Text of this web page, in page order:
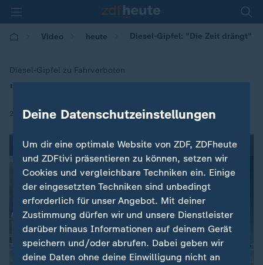
Video heute Diesel-Gipfel: "Die Zeit drängt"
Diesel-Gipfel zu Fahrverboten
:"Unmut bei den Kommunen"
28.11.2017 | 09:02
Deine Datenschutzeinstellungen
Um dir eine optimale Website von ZDF, ZDFheute
und ZDFtivi präsentieren zu können, setzen wir
Cookies und vergleichbare Techniken ein. Einige
der eingesetzten Techniken sind unbedingt
erforderlich für unser Angebot. Mit deiner
Zustimmung dürfen wir und unsere Dienstleister
darüber hinaus Informationen auf deinem Gerät
speichern und/oder abrufen. Dabei geben wir
deine Daten ohne deine Einwilligung nicht an